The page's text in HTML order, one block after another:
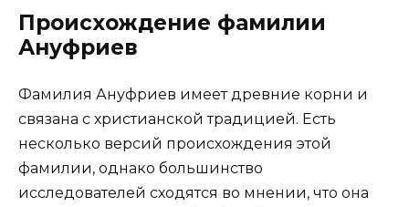
Происхождение фамилии
Ануфриев
Фамилия Ануфриев имеет древние корни и
связана с христианской традицией. Есть
несколько версий происхождения этой
фамилии, однако большинство
исследователей сходятся во мнении, что она